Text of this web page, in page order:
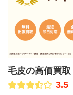
毛皮の高価買取
3.5